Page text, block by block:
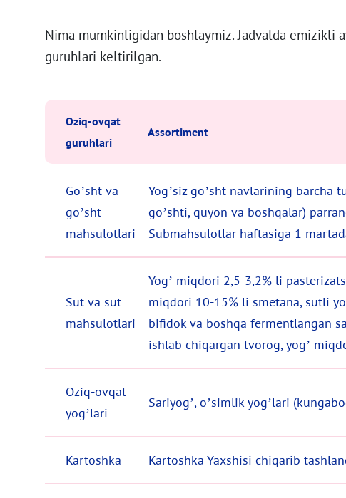
Nima mumkinligidan boshlaymiz. Jadvalda emizikli
guruhlari keltirilgan.
Oziq-ovqat
guruhlari
Assortiment
Go’sht va
go’sht
mahsulotlari
Yog’siz go’sht navlarining barcha
go’shti, quyon va boshqalar)
Submahsulotlar haftasiga 1
Sut va sut
mahsulotlari
Yog’ miqdori 2,5-3,2% li
miqdori 10-15% li smetana, sutli
bifidok va boshqa fermentlangan
ishlab chiqargan tvorog, yog’
Oziq-ovqat
yog’lari
Sariyog’, o’simlik yog’lari
Kartoshka Kartoshka Yaxshisi chiqarib